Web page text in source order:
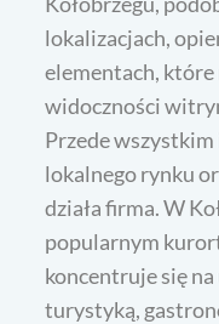
lokalizacjach,
elementach, które
widoczności
Przede
lokalnego rynku
działa firma. W
popularnym
koncentruje się na
turystyką,